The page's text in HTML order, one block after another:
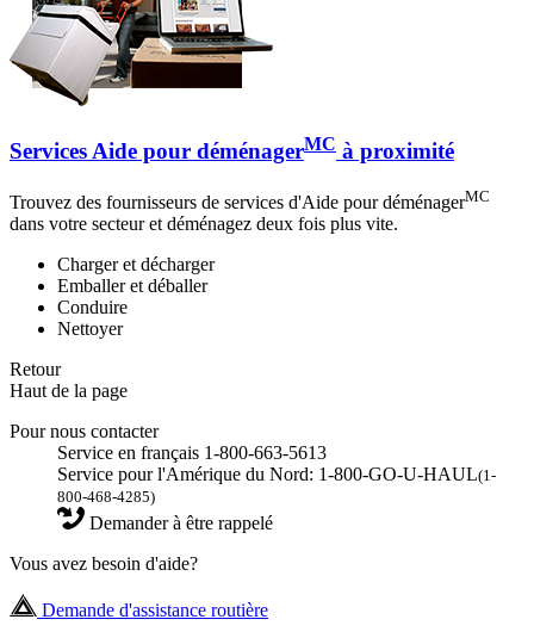
Services Aide pour déménagerMC à proximité
Trouvez des fournisseurs de services d'Aide pour déménagerMC
dans votre secteur et déménagez deux fois plus vite.
Charger et décharger
Emballer et déballer
Conduire
Nettoyer
Retour
Haut de la page
Pour nous contacter
Service en français 1-800-663-5613
Service pour l'Amérique du Nord: 1-800-GO-U-HAUL(1-
800-468-4285)
Demander à être rappelé
Vous avez besoin d'aide?
Demande d'assistance routière